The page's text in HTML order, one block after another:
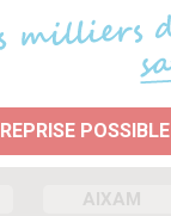
REPRISE POSSIBLE
AIXAM